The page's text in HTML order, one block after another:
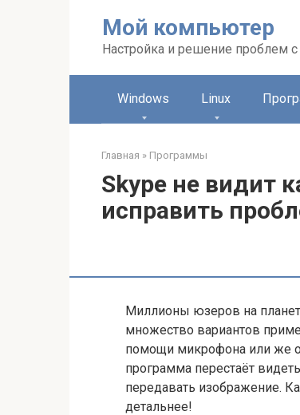
Мой компьютер
Настройка и решение проблем
Windows Linux
Главная » Программы
Skype не видит
исправить
Миллионы юзеров на
множество вариантов
помощи микрофона или же
программа перестаёт
передавать изображение.
детальнее!